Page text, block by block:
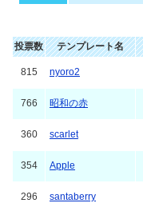
投票数 テンプレート名
815 nyoro2
766 昭和の赤
360 scarlet
354 Apple
296 santaberry